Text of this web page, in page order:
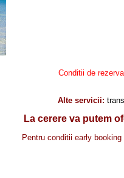
Conditii de
Alte servicii:
La cerere va putem
Pentru conditii early